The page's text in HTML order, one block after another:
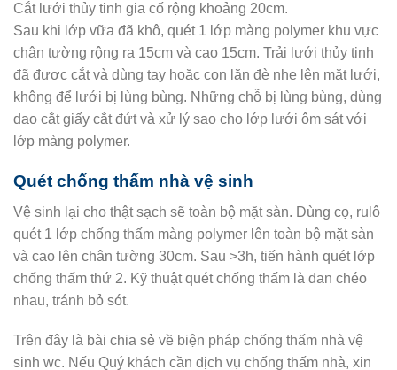
Cắt lưới thủy tinh gia cố rộng khoảng 20cm.
Sau khi lớp vữa đã khô, quét 1 lớp màng polymer khu vực
chân tường rộng ra 15cm và cao 15cm. Trải lưới thủy tinh
đã được cắt và dùng tay hoặc con lăn đè nhẹ lên mặt lưới,
không để lưới bị lùng bùng. Những chỗ bị lùng bùng, dùng
dao cắt giấy cắt đứt và xử lý sao cho lớp lưới ôm sát với
lớp màng polymer.
Quét chống thấm nhà vệ sinh
Vệ sinh lại cho thật sạch sẽ toàn bộ mặt sàn. Dùng cọ, rulô
quét 1 lớp chống thấm màng polymer lên toàn bộ mặt sàn
và cao lên chân tường 30cm. Sau >3h, tiến hành quét lớp
chống thấm thứ 2. Kỹ thuật quét chống thấm là đan chéo
nhau, tránh bỏ sót.
Trên đây là bài chia sẻ về biện pháp chống thấm nhà vệ
sinh wc. Nếu Quý khách cần dịch vụ chống thấm nhà, xin